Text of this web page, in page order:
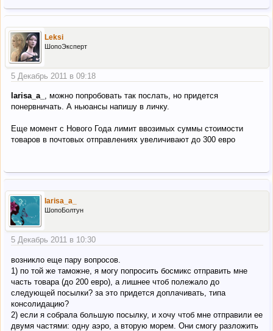
Leksi
ШопоЭксперт
5 Декабрь 2011 в 09:18
larisa_a_ , можно попробовать так послать, но придется
понервничать. А ньюансы напишу в личку.
Еще момент с Нового Года лимит ввозимых суммы стоимости
товаров в почтовых отправлениях увеличивают до 300 евро
larisa_a_
ШопоБолтун
5 Декабрь 2011 в 10:30
возникло еще пару вопросов.
1) по той же таможне, я могу попросить босмикс отправить мне
часть товара (до 200 евро), а лишнее чтоб полежало до
следующей посылки? за это придется доплачивать, типа
консолидацию?
2) если я собрала большую посылку, и хочу чтоб мне отправили ее
двумя частями: одну аэро, а вторую морем. Они смогу разложить